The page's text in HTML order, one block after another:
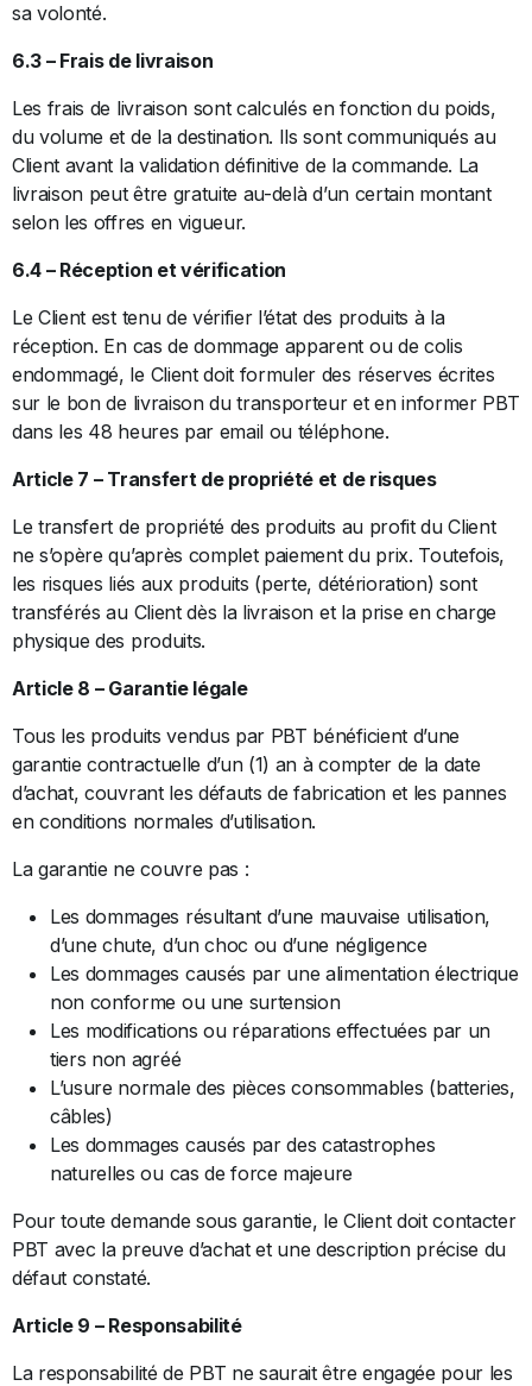
sa volonté.
6.3 – Frais de livraison
Les frais de livraison sont calculés en fonction du poids,
du volume et de la destination. Ils sont communiqués au
Client avant la validation définitive de la commande. La
livraison peut être gratuite au-delà d’un certain montant
selon les offres en vigueur.
6.4 – Réception et vérification
Le Client est tenu de vérifier l’état des produits à la
réception. En cas de dommage apparent ou de colis
endommagé, le Client doit formuler des réserves écrites
sur le bon de livraison du transporteur et en informer PBT
dans les 48 heures par email ou téléphone.
Article 7 – Transfert de propriété et de risques
Le transfert de propriété des produits au profit du Client
ne s’opère qu’après complet paiement du prix. Toutefois,
les risques liés aux produits (perte, détérioration) sont
transférés au Client dès la livraison et la prise en charge
physique des produits.
Article 8 – Garantie légale
Tous les produits vendus par PBT bénéficient d’une
garantie contractuelle d’un (1) an à compter de la date
d’achat, couvrant les défauts de fabrication et les pannes
en conditions normales d’utilisation.
La garantie ne couvre pas :
Les dommages résultant d’une mauvaise utilisation,
d’une chute, d’un choc ou d’une négligence
Les dommages causés par une alimentation électrique
non conforme ou une surtension
Les modifications ou réparations effectuées par un
tiers non agréé
L’usure normale des pièces consommables (batteries,
câbles)
Les dommages causés par des catastrophes
naturelles ou cas de force majeure
Pour toute demande sous garantie, le Client doit contacter
PBT avec la preuve d’achat et une description précise du
défaut constaté.
Article 9 – Responsabilité
La responsabilité de PBT ne saurait être engagée pour les